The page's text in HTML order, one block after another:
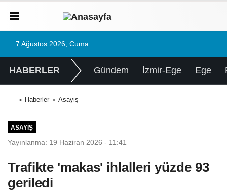
7 Ağustos 2026, Cuma
HABERLER Gündem İzmir-Ege Ege
Haberler Asayiş
ASAYIŞ
Yayınlanma: 19 Haziran 2026 - 11:41
Trafikte 'makas' ihlalleri yüzde 93
geriledi